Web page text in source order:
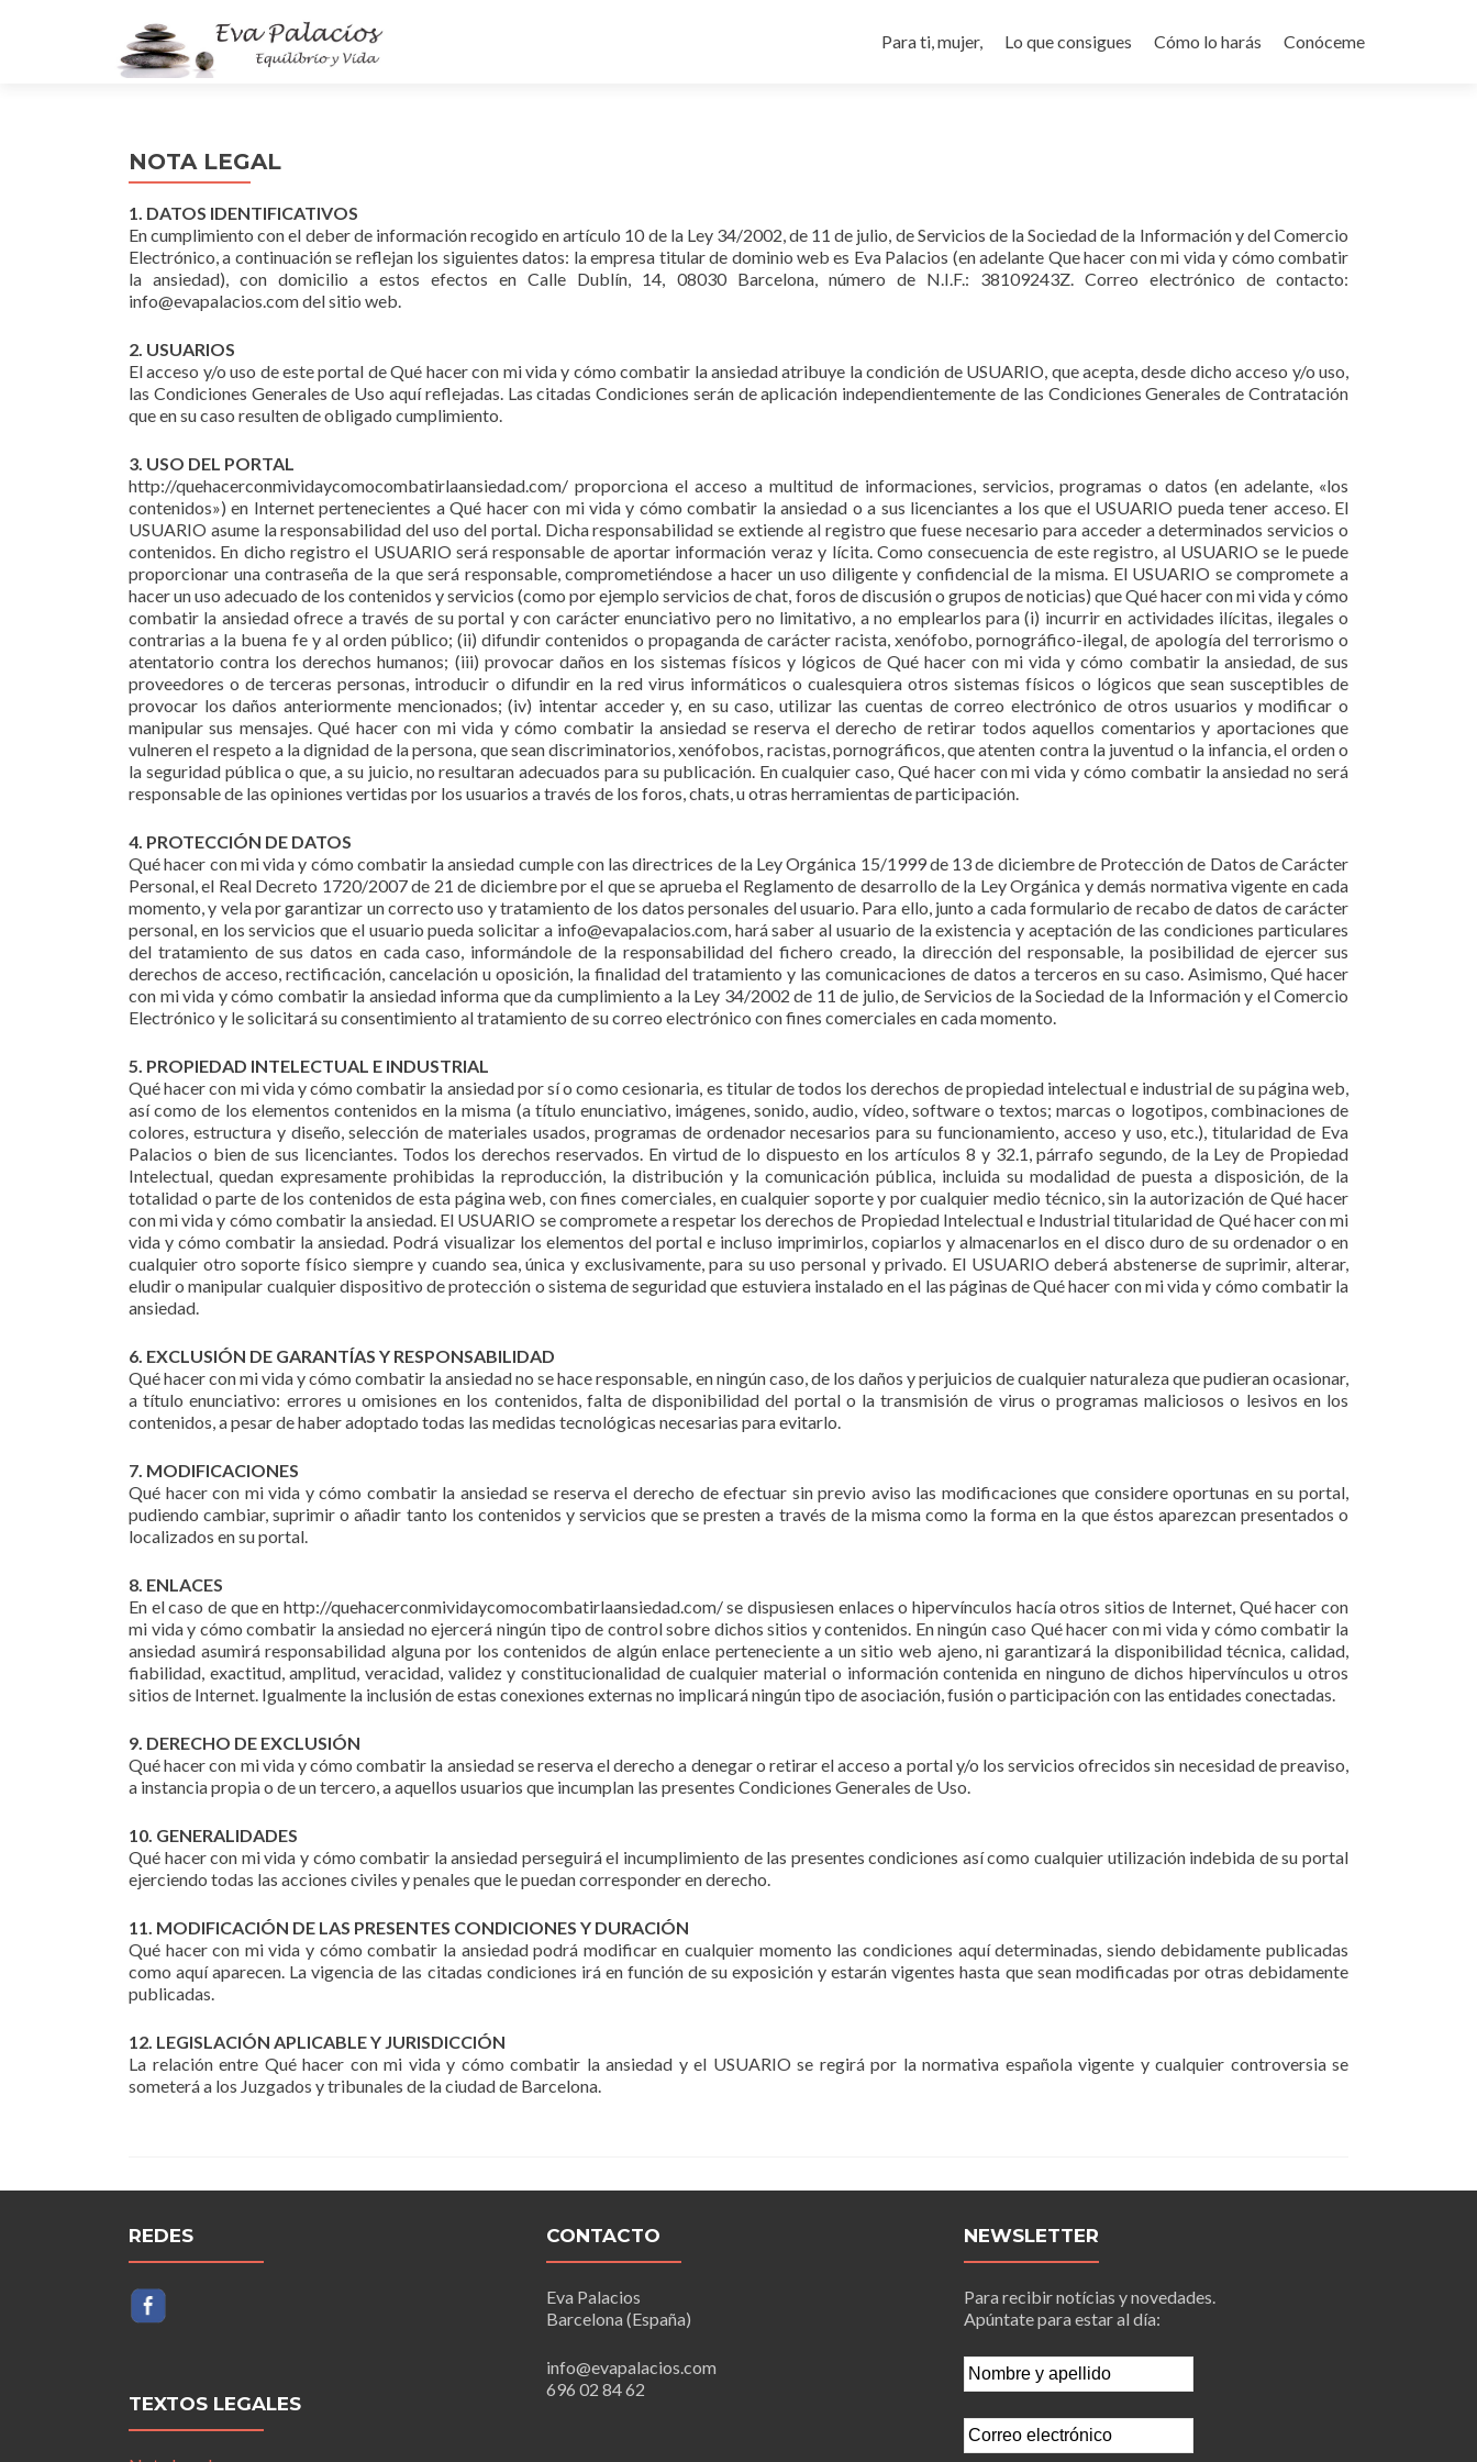
Para ti, mujer,
Lo que consigues Cómo lo harás Conóceme
NOTA LEGAL
1. DATOS IDENTIFICATIVOS
En cumplimiento con el deber de información recogido en artículo 10 de la Ley 34/2002, de 11 de julio, de Servicios de la Sociedad de la Información y del Comercio
Electrónico, a continuación se reflejan los siguientes datos: la empresa titular de dominio web es Eva Palacios (en adelante Que hacer con mi vida y cómo combatir
la ansiedad), con domicilio a estos efectos en Calle Dublín, 14, 08030 Barcelona, número de N.I.F.: 38109243Z. Correo electrónico de contacto:
info@evapalacios.com del sitio web.
2. USUARIOS
El acceso y/o uso de este portal de Qué hacer con mi vida y cómo combatir la ansiedad atribuye la condición de USUARIO, que acepta, desde dicho acceso y/o uso,
las Condiciones Generales de Uso aquí reflejadas. Las citadas Condiciones serán de aplicación independientemente de las Condiciones Generales de Contratación
que en su caso resulten de obligado cumplimiento.
3. USO DEL PORTAL
http://quehacerconmividaycomocombatirlaansiedad.com/ proporciona el acceso a multitud de informaciones, servicios, programas o datos (en adelante, «los
contenidos») en Internet pertenecientes a Qué hacer con mi vida y cómo combatir la ansiedad o a sus licenciantes a los que el USUARIO pueda tener acceso. El
USUARIO asume la responsabilidad del uso del portal. Dicha responsabilidad se extiende al registro que fuese necesario para acceder a determinados servicios o
contenidos. En dicho registro el USUARIO será responsable de aportar información veraz y lícita. Como consecuencia de este registro, al USUARIO se le puede
proporcionar una contraseña de la que será responsable, comprometiéndose a hacer un uso diligente y confidencial de la misma. El USUARIO se compromete a
hacer un uso adecuado de los contenidos y servicios (como por ejemplo servicios de chat, foros de discusión o grupos de noticias) que Qué hacer con mi vida y cómo
combatir la ansiedad ofrece a través de su portal y con carácter enunciativo pero no limitativo, a no emplearlos para (i) incurrir en actividades ilícitas, ilegales o
contrarias a la buena fe y al orden público; (ii) difundir contenidos o propaganda de carácter racista, xenófobo, pornográfico-ilegal, de apología del terrorismo o
atentatorio contra los derechos humanos; (iii) provocar daños en los sistemas físicos y lógicos de Qué hacer con mi vida y cómo combatir la ansiedad, de sus
proveedores o de terceras personas, introducir o difundir en la red virus informáticos o cualesquiera otros sistemas físicos o lógicos que sean susceptibles de
provocar los daños anteriormente mencionados; (iv) intentar acceder y, en su caso, utilizar las cuentas de correo electrónico de otros usuarios y modificar o
manipular sus mensajes. Qué hacer con mi vida y cómo combatir la ansiedad se reserva el derecho de retirar todos aquellos comentarios y aportaciones que
vulneren el respeto a la dignidad de la persona, que sean discriminatorios, xenófobos, racistas, pornográficos, que atenten contra la juventud o la infancia, el orden o
la seguridad pública o que, a su juicio, no resultaran adecuados para su publicación. En cualquier caso, Qué hacer con mi vida y cómo combatir la ansiedad no será
responsable de las opiniones vertidas por los usuarios a través de los foros, chats, u otras herramientas de participación.
4. PROTECCIÓN DE DATOS
Qué hacer con mi vida y cómo combatir la ansiedad cumple con las directrices de la Ley Orgánica 15/1999 de 13 de diciembre de Protección de Datos de Carácter
Personal, el Real Decreto 1720/2007 de 21 de diciembre por el que se aprueba el Reglamento de desarrollo de la Ley Orgánica y demás normativa vigente en cada
momento, y vela por garantizar un correcto uso y tratamiento de los datos personales del usuario. Para ello, junto a cada formulario de recabo de datos de carácter
personal, en los servicios que el usuario pueda solicitar a info@evapalacios.com, hará saber al usuario de la existencia y aceptación de las condiciones particulares
del tratamiento de sus datos en cada caso, informándole de la responsabilidad del fichero creado, la dirección del responsable, la posibilidad de ejercer sus
derechos de acceso, rectificación, cancelación u oposición, la finalidad del tratamiento y las comunicaciones de datos a terceros en su caso. Asimismo, Qué hacer
con mi vida y cómo combatir la ansiedad informa que da cumplimiento a la Ley 34/2002 de 11 de julio, de Servicios de la Sociedad de la Información y el Comercio
Electrónico y le solicitará su consentimiento al tratamiento de su correo electrónico con fines comerciales en cada momento.
5. PROPIEDAD INTELECTUAL E INDUSTRIAL
Qué hacer con mi vida y cómo combatir la ansiedad por sí o como cesionaria, es titular de todos los derechos de propiedad intelectual e industrial de su página web,
así como de los elementos contenidos en la misma (a título enunciativo, imágenes, sonido, audio, vídeo, software o textos; marcas o logotipos, combinaciones de
colores, estructura y diseño, selección de materiales usados, programas de ordenador necesarios para su funcionamiento, acceso y uso, etc.), titularidad de Eva
Palacios o bien de sus licenciantes. Todos los derechos reservados. En virtud de lo dispuesto en los artículos 8 y 32.1, párrafo segundo, de la Ley de Propiedad
Intelectual, quedan expresamente prohibidas la reproducción, la distribución y la comunicación pública, incluida su modalidad de puesta a disposición, de la
totalidad o parte de los contenidos de esta página web, con fines comerciales, en cualquier soporte y por cualquier medio técnico, sin la autorización de Qué hacer
con mi vida y cómo combatir la ansiedad. El USUARIO se compromete a respetar los derechos de Propiedad Intelectual e Industrial titularidad de Qué hacer con mi
vida y cómo combatir la ansiedad. Podrá visualizar los elementos del portal e incluso imprimirlos, copiarlos y almacenarlos en el disco duro de su ordenador o en
cualquier otro soporte físico siempre y cuando sea, única y exclusivamente, para su uso personal y privado. El USUARIO deberá abstenerse de suprimir, alterar,
eludir o manipular cualquier dispositivo de protección o sistema de seguridad que estuviera instalado en el las páginas de Qué hacer con mi vida y cómo combatir la
ansiedad.
6. EXCLUSIÓN DE GARANTÍAS Y RESPONSABILIDAD
Qué hacer con mi vida y cómo combatir la ansiedad no se hace responsable, en ningún caso, de los daños y perjuicios de cualquier naturaleza que pudieran ocasionar,
a título enunciativo: errores u omisiones en los contenidos, falta de disponibilidad del portal o la transmisión de virus o programas maliciosos o lesivos en los
contenidos, a pesar de haber adoptado todas las medidas tecnológicas necesarias para evitarlo.
7. MODIFICACIONES
Qué hacer con mi vida y cómo combatir la ansiedad se reserva el derecho de efectuar sin previo aviso las modificaciones que considere oportunas en su portal,
pudiendo cambiar, suprimir o añadir tanto los contenidos y servicios que se presten a través de la misma como la forma en la que éstos aparezcan presentados o
localizados en su portal.
8. ENLACES
En el caso de que en http://quehacerconmividaycomocombatirlaansiedad.com/ se dispusiesen enlaces o hipervínculos hacía otros sitios de Internet, Qué hacer con
mi vida y cómo combatir la ansiedad no ejercerá ningún tipo de control sobre dichos sitios y contenidos. En ningún caso Qué hacer con mi vida y cómo combatir la
ansiedad asumirá responsabilidad alguna por los contenidos de algún enlace perteneciente a un sitio web ajeno, ni garantizará la disponibilidad técnica, calidad,
fiabilidad, exactitud, amplitud, veracidad, validez y constitucionalidad de cualquier material o información contenida en ninguno de dichos hipervínculos u otros
sitios de Internet. Igualmente la inclusión de estas conexiones externas no implicará ningún tipo de asociación, fusión o participación con las entidades conectadas.
9. DERECHO DE EXCLUSIÓN
Qué hacer con mi vida y cómo combatir la ansiedad se reserva el derecho a denegar o retirar el acceso a portal y/o los servicios ofrecidos sin necesidad de preaviso,
a instancia propia o de un tercero, a aquellos usuarios que incumplan las presentes Condiciones Generales de Uso.
10. GENERALIDADES
Qué hacer con mi vida y cómo combatir la ansiedad perseguirá el incumplimiento de las presentes condiciones así como cualquier utilización indebida de su portal
ejerciendo todas las acciones civiles y penales que le puedan corresponder en derecho.
11. MODIFICACIÓN DE LAS PRESENTES CONDICIONES Y DURACIÓN
Qué hacer con mi vida y cómo combatir la ansiedad podrá modificar en cualquier momento las condiciones aquí determinadas, siendo debidamente publicadas
como aquí aparecen. La vigencia de las citadas condiciones irá en función de su exposición y estarán vigentes hasta que sean modificadas por otras debidamente
publicadas.
12. LEGISLACIÓN APLICABLE Y JURISDICCIÓN
La relación entre Qué hacer con mi vida y cómo combatir la ansiedad y el USUARIO se regirá por la normativa española vigente y cualquier controversia se
someterá a los Juzgados y tribunales de la ciudad de Barcelona.
REDES
TEXTOS LEGALES
CONTACTO
Eva Palacios
Barcelona (España)
info@evapalacios.com
696 02 84 62
NEWSLETTER
Para recibir notícias y novedades.
Apúntate para estar al día: